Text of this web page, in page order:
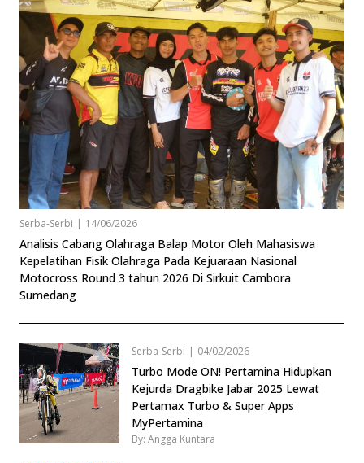
Serba-Serbi | 14/06/2026
Analisis Cabang Olahraga Balap Motor Oleh Mahasiswa
Kepelatihan Fisik Olahraga Pada Kejuaraan Nasional
Motocross Round 3 tahun 2026 Di Sirkuit Cambora
Sumedang
Serba-Serbi | 04/02/2026
Turbo Mode ON! Pertamina Hidupkan
Kejurda Dragbike Jabar 2025 Lewat
Pertamax Turbo & Super Apps
MyPertamina
By: Angga Kuntara